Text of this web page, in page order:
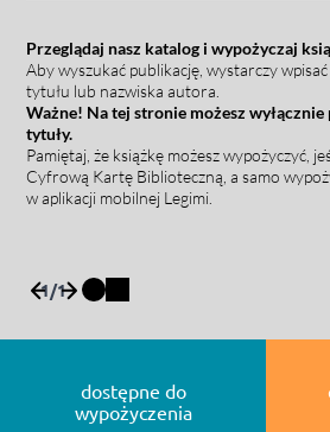
Przeglądaj nasz katalog i wypożyczaj
Aby wyszukać publikację, wystarczy
tytułu lub nazwiska autora.
Ważne! Na tej stronie możesz
tytuły.
Pamiętaj, że książkę możesz wypożyczyć,
Cyfrową Kartę Biblioteczną, a samo
w aplikacji mobilnej Legimi.
1/1
dostępne do
wypożyczenia